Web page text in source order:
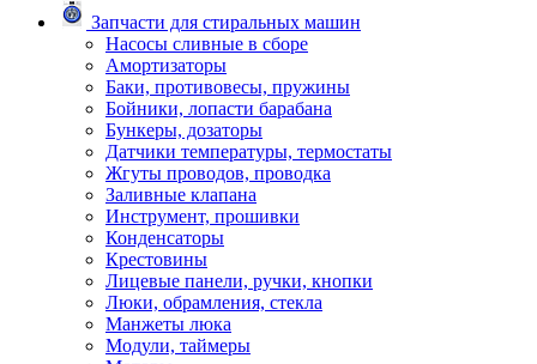
Запчасти для стиральных машин
Насосы сливные в сборе
Амортизаторы
Баки, противовесы, пружины
Бойники, лопасти барабана
Бункеры, дозаторы
Датчики температуры, термостаты
Жгуты проводов, проводка
Заливные клапана
Инструмент, прошивки
Конденсаторы
Крестовины
Лицевые панели, ручки, кнопки
Люки, обрамления, стекла
Манжеты люка
Модули, таймеры